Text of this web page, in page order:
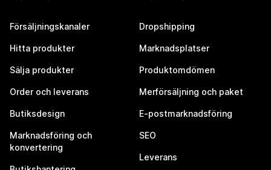
Försäljningskanaler
Hitta produkter
Sälja produkter
Order och leverans
Butiksdesign
Marknadsföring och
konvertering
Dropshipping
Marknadsplatser
Produktomdömen
Merförsäljning och paket
E-postmarknadsföring
SEO
Leverans